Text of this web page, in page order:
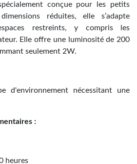
conçue pour les petits
réduites, elle s’adapte
restreints, y compris les
Elle offre une luminosité de 200
seulement 2W.
d'environnement nécessitant une
:
heures